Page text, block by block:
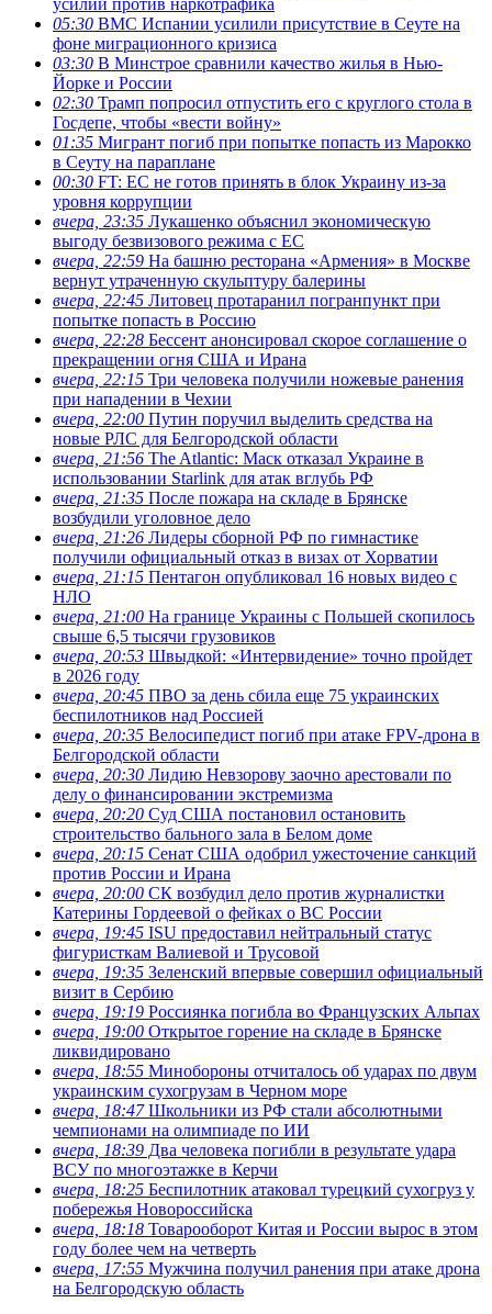
05:30 ВМС Испании усилили присутствие в Сеуте на
фоне миграционного кризиса
03:30 В Минстрое сравнили качество жилья в Нью-
Йорке и России
02:30 Трамп попросил отпустить его с круглого стола в
Госдепе, чтобы «вести войну»
01:35 Мигрант погиб при попытке попасть из Марокко
в Сеуту на параплане
00:30 FT: ЕС не готов принять в блок Украину из-за
уровня коррупции
вчера, 23:35 Лукашенко объяснил экономическую
выгоду безвизового режима с ЕС
вчера, 22:59 На башню ресторана «Армения» в Москве
вернут утраченную скульптуру балерины
вчера, 22:45 Литовец протаранил погранпункт при
попытке попасть в Россию
вчера, 22:28 Бессент анонсировал скорое соглашение о
прекращении огня США и Ирана
вчера, 22:15 Три человека получили ножевые ранения
при нападении в Чехии
вчера, 22:00 Путин поручил выделить средства на
новые РЛС для Белгородской области
вчера, 21:56 The Atlantic: Маск отказал Украине в
использовании Starlink для атак вглубь РФ
вчера, 21:35 После пожара на складе в Брянске
возбудили уголовное дело
вчера, 21:26 Лидеры сборной РФ по гимнастике
получили официальный отказ в визах от Хорватии
вчера, 21:15 Пентагон опубликовал 16 новых видео с
НЛО
вчера, 21:00 На границе Украины с Польшей скопилось
свыше 6,5 тысячи грузовиков
вчера, 20:53 Швыдкой: «Интервидение» точно пройдет
в 2026 году
вчера, 20:45 ПВО за день сбила еще 75 украинских
беспилотников над Россией
вчера, 20:35 Велосипедист погиб при атаке FPV-дрона в
Белгородской области
вчера, 20:30 Лидию Невзорову заочно арестовали по
делу о финансировании экстремизма
вчера, 20:20 Суд США постановил остановить
строительство бального зала в Белом доме
вчера, 20:15 Сенат США одобрил ужесточение санкций
против России и Ирана
вчера, 20:00 СК возбудил дело против журналистки
Катерины Гордеевой о фейках о ВС России
вчера, 19:45 ISU предоставил нейтральный статус
фигуристкам Валиевой и Трусовой
вчера, 19:35 Зеленский впервые совершил официальный
визит в Сербию
вчера, 19:19 Россиянка погибла во Французских Альпах
вчера, 19:00 Открытое горение на складе в Брянске
ликвидировано
вчера, 18:55 Минобороны отчиталось об ударах по двум
украинским сухогрузам в Черном море
вчера, 18:47Школьники из РФ стали абсолютными
чемпионами на олимпиаде по ИИ
вчера, 18:39 Два человека погибли в результате удара
ВСУ по многоэтажке в Керчи
вчера, 18:25 Беспилотник атаковал турецкий сухогруз у
побережья Новороссийска
вчера, 18:18 Товарооборот Китая и России вырос в этом
году более чем на четверть
вчера, 17:55 Мужчина получил ранения при атаке дрона
на Белгородскую область